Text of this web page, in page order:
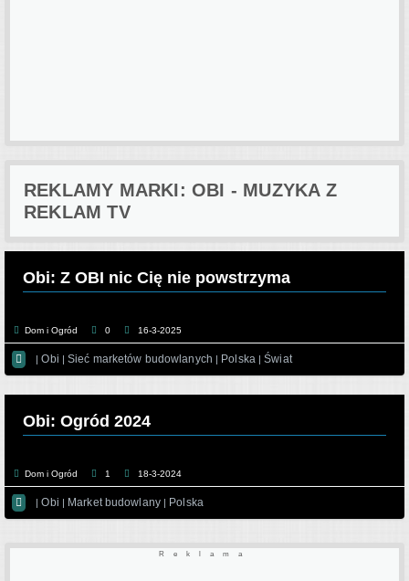
REKLAMY MARKI: OBI - MUZYKA Z
REKLAM TV
Obi: Z OBI nic Cię nie powstrzyma
Dom i Ogród 0 16-3-2025
 |Obi |Sieć marketów budowlanych | Polska |Świat
Obi: Ogród 2024
Dom i Ogród 1 18-3-2024
 |Obi | Market budowlany| Polska
Reklama